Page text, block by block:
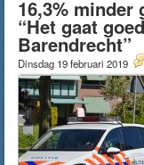
16,3% minder
“Het gaat
Barendrecht”
Dinsdag 19 februari 2019